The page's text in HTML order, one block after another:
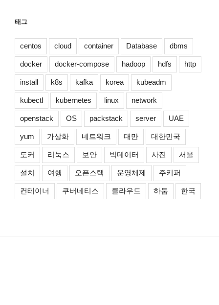
태그
centos cloud container Database dbms
docker docker-compose hadoop hdfs http
install k8s kafka korea kubeadm
kubectl kubernetes linux network
openstack OS packstack server UAE
yum 가상화 네트워크 대만 대한민국
도커 리눅스 보안 빅데이터 사진 서울
설치 여행 오픈스택 운영체제 주키퍼
컨테이너 쿠버네티스 클라우드 하둡 한국